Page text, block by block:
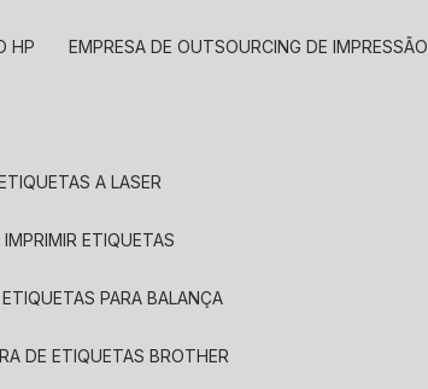
HP EMPRESA DE OUTSOURCING DE IMPRESSÃO
A LASER
IMPRIMIR ETIQUETAS
PARA BALANÇA
DE ETIQUETAS BROTHER